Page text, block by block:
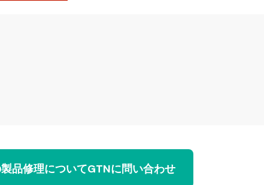
品修理についてGTNに問い合わせ